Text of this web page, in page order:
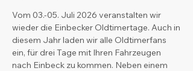
Vom 03.-05. Juli 2026 veranstalten wir
wieder die Einbecker Oldtimertage. Auch in
diesem Jahr laden wir alle Oldtimerfans
ein, für drei Tage mit Ihren Fahrzeugen
nach Einbeck zu kommen. Neben einem